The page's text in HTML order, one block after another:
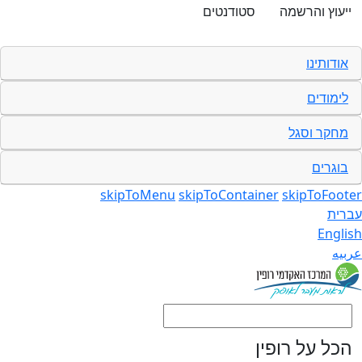
ייעוץ והרשמה סטודנטים
אודותינו
לימודים
מחקר וסגל
בוגרים
skipToMenu skipToContainer
הכל על רופין